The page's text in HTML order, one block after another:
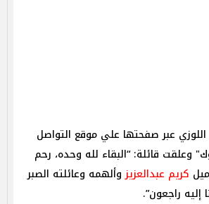
اللوزي عبر صفحتها علي موقع التواصل
وعلقت قائلة: “البقاء لله وحده، رحم
كريم عبدالعزيزوألهمه وعائلته الصبر
إليه راجعون”.